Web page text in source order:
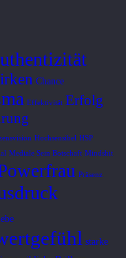
Chance
Effektivität Erfolg
Hochsensibel HSP
Mediale Sein Botschaft Mindshit
Präsenz
starke